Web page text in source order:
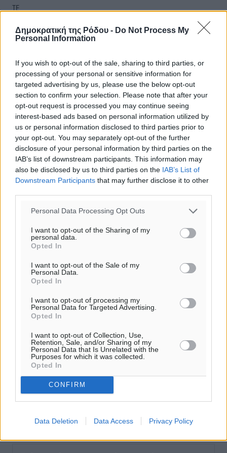
Δημοκρατική της Ρόδου - Do Not Process My
Personal Information
If you wish to opt-out of the sale, sharing to third parties, or
processing of your personal or sensitive information for
targeted advertising by us, please use the below opt-out
section to confirm your selection. Please note that after your
opt-out request is processed you may continue seeing
interest-based ads based on personal information utilized by
us or personal information disclosed to third parties prior to
your opt-out. You may separately opt-out of the further
disclosure of your personal information by third parties on the
IAB’s list of downstream participants. This information may
also be disclosed by us to third parties on the IAB’s List of
Downstream Participants that may further disclose it to other
Personal Data Processing Opt Outs
I want to opt-out of the Sharing of my
personal data.
Opted In
I want to opt-out of the Sale of my
Personal Data.
Opted In
I want to opt-out of processing my
Personal Data for Targeted Advertising.
Opted In
I want to opt-out of Collection, Use,
Retention, Sale, and/or Sharing of my
Personal Data that Is Unrelated with the
Purposes for which it was collected.
Opted In
CONFIRM
Data Deletion Data Access Privacy Policy
ΤΕ
ΠΕ
Ροή ειδήσεων